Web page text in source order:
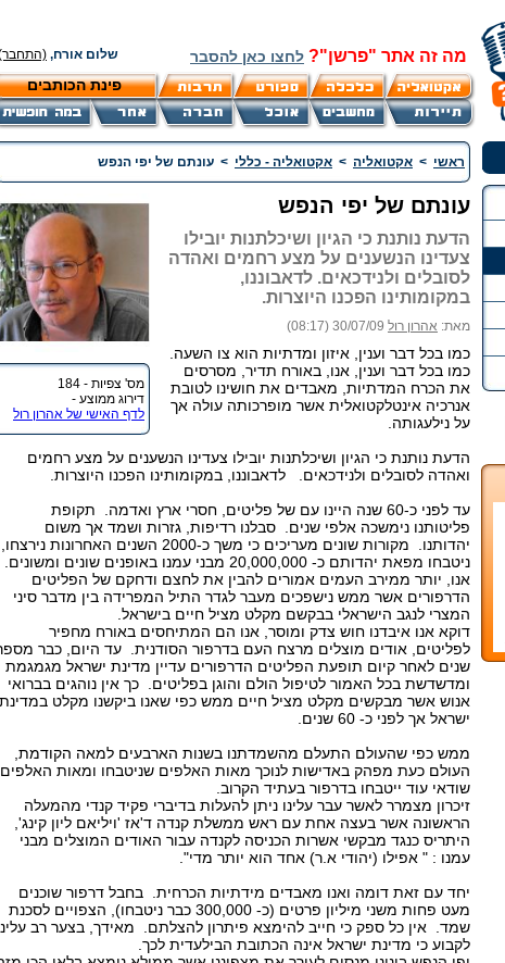
מה זה אתר "פרשן"? לחצו כאן להסבר שלום אורח,
פינת הכותבים
ראשי > אקטואליה > אקטואליה - כללי > עונתם של יפי הנפש
מס' צפיות - 184
דירוג ממוצע -
לדף האישי של אהרון רול
עונתם של יפי הנפש
הדעת נותנת כי הגיון ושיכלתנות יובילו
צעדינו הנשענים על מצע רחמים ואהדה
לסובלים ולנידכאים. לדאבוננו,
במקומותינו הפכנו היוצרות.
מאת: אהרון רול 30/07/09 (08:17)
כמו בכל דבר וענין, איזון ומדתיות הוא צו השעה.
כמו בכל דבר וענין, אנו, באורח תדיר, מסרסים
את הכרח המדתיות, מאבדים את חושינו לטובת
אנרכיה אינטלקטואלית אשר מופרכותה עולה אך
על נילעגותה.
הדעת נותנת כי הגיון ושיכלתנות יובילו צעדינו הנשענים על מצע רחמים
ואהדה לסובלים ולנידכאים. לדאבוננו, במקומותינו הפכנו היוצרות.
עד לפני כ-60 שנה היינו עם של פליטים, חסרי ארץ ואדמה. תקופת
פליטותנו נימשכה אלפי שנים. סבלנו רדיפות, גזרות ושמד אך משום
יהדותנו. מקורות שונים מעריכים כי משך כ-2000 השנים האחרונות נירצחו,
ניטבחו מפאת יהדותם כ- 20,000,000 מבני עמנו באופנים שונים ומשונים.
אנו, יותר ממירב העמים אמורים להבין את לחצם ודחקם של הפליטים
הדרפורים אשר ממש נישפכים מעבר לגדר התיל המפרידה בין מדבר סיני
המצרי לנגב הישראלי בבקשם מקלט מציל חיים בישראל.
דוקא אנו איבדנו חוש צדק ומוסר, אנו הם המתיחסים באורח מחפיר
לפליטים, אודים מוצלים מרצח העם בדרפור הסודנית. עד היום, כבר
שנים לאחר קיום תופעת הפליטים הדרפורים עדיין מדינת ישראל מגמגמת
ומדשדשת בכל האמור לטיפול הולם והוגן בפליטים. כך אין נוהגים בברואי
אנוש אשר מבקשים מקלט מציל חיים ממש כפי שאנו ביקשנו מקלט במדינת
ישראל אך לפני כ- 60 שנים.
ממש כפי שהעולם התעלם מהשמדתנו בשנות הארבעים למאה הקודמת,
העולם כעת מפהק באדישות לנוכך מאות האלפים שניטבחו ומאות האלפים
שודאי עוד ייטבחו בדרפור בעתיד הקרוב.
זיכרון מצמרר לאשר עבר עלינו ניתן להעלות בדיברי פקיד קנדי מהמעלה
הראשונה אשר בעצה אחת עם ראש ממשלת קנדה ד'אז 'ויליאם ליון קינג',
היתריס כנגד מבקשי אשרות הכניסה לקנדה עבור האודים המוצלים מבני
עמנו : " אפילו (יהודי א.ר) אחד הוא יותר מדי".
יחד עם זאת דומה ואנו מאבדים מידתיות הכרחית. בחבל דרפור שוכנים
מעט פחות משני מיליון פרטים (כ- 300,000 כבר ניטבחו), הצפויים לסכנת
שמד. אין כל ספק כי חייב להימצא פיתרון להצלתם. מאידך, בצער רב
לקבוע כי מדינת ישראל אינה הכתובת הבילעדית לכך.